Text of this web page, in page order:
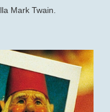
Mark Twain.